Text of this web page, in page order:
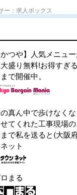
ー：求人ボックス
かつや】人気メニュ
盛り無料!お得すぎ
で開催中。
真ん中で歩けなく
てくれた工事現場の
で私を送ると(大阪
ット
まる